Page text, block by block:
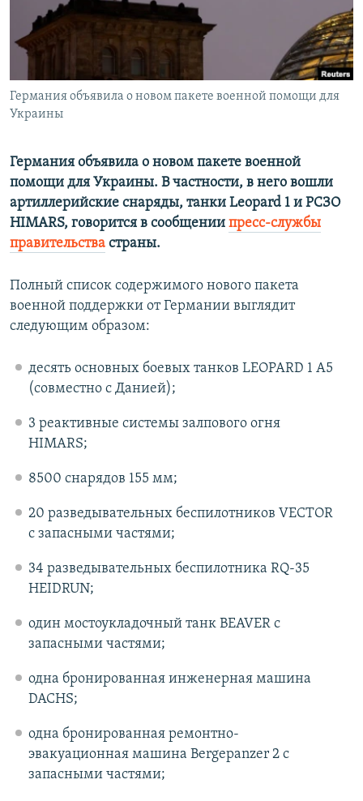
ПОБЕДИТЕЛЕЙ НЕ СУДЯТ?
КРЫМ.НЕПОКОРЕННЫЙ
УКРАИНСКАЯ ПРОБЛЕМА КРЫМА
ПРИСОЕДИНЯЙТЕСЬ!
Все сайты RFE/RL
Германия объявила о новом пакете военной помощи для
Украины
Германия объявила о новом пакете военной
помощи для Украины. В частности, в него вошли
артиллерийские снаряды, танки Leopard 1 и РСЗО
HIMARS, говорится в сообщении пресс-службы
правительства страны.
Полный список содержимого нового пакета
военной поддержки от Германии выглядит
следующим образом:
десять основных боевых танков LEOPARD 1 A5
(совместно с Данией);
3 реактивные системы залпового огня
HIMARS;
8500 снарядов 155 мм;
20 разведывательных беспилотников VECTOR
с запасными частями;
34 разведывательных беспилотника RQ-35
HEIDRUN;
один мостоукладочный танк BEAVER с
запасными частями;
одна бронированная инженерная машина
DACHS;
одна бронированная ремонтно-
эвакуационная машина Bergepanzer 2 с
запасными частями;